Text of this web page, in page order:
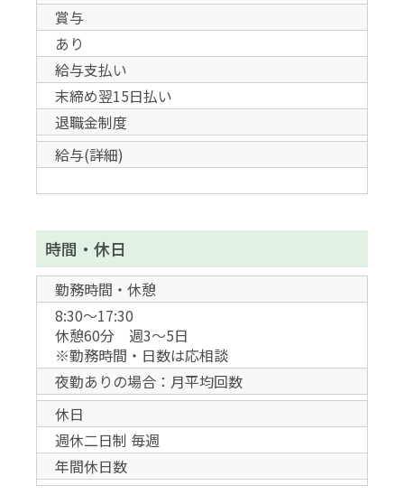
賞与
あり
給与支払い
末締め翌15日払い
退職金制度
給与(詳細)
時間・休日
勤務時間・休憩
8:30～17:30
休憩60分 週3～5日
※勤務時間・日数は応相談
夜勤ありの場合：月平均回数
休日
週休二日制 毎週
年間休日数